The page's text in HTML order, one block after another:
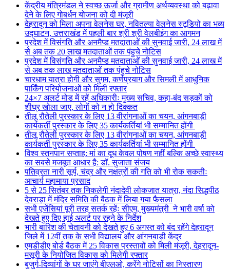
केंद्रीय मंत्रिमंडल ने स्वच्छ ऊर्जा और ग्रामीण अर्थव्यवस्था को बढ़ावा
देने के लिए गोबर्धन योजना को दी मंजूरी
देहरादून को मिला अपना वेलनेस घर, नवितल्या वेलनेस स्टूडियो का भव्य
उद्घाटन, उत्तराखंड में पहली बार श्री श्री वेलबीइंग का आगमन
प्रदेश में विसंगति और अनमैप्ड मतदाताओं की सुनवाई जारी, 24 लाख में
से अब तक 20 लाख मतदाताओं तक पंहुचे नोटिस
प्रदेश में विसंगति और अनमैप्ड मतदाताओं की सुनवाई जारी, 24 लाख में
से अब तक लाख मतदाताओं तक पंहुचे नोटिस
चारधाम यात्रा होगी और सुगम, कर्णप्रयाग और सिमली में आधुनिक
पार्किंग परियोजनाओं को मिली रफ्तार
24×7 अलर्ट मोड में रहें अधिकारीः मुख्य सचिव, कहा-बंद सड़कों को
शीघ्र खोला जाए, लोगों को न हो दिक्कत
तीलू रौतेली पुरस्कार के लिए 13 वीरांगनाओं का चयन, आंगनबाड़ी
कार्यकर्ती पुरस्कार के लिए 35 कार्यकर्तियां भी सम्मानित होंगी
तीलू रौतेली पुरस्कार के लिए 13 वीरांगनाओं का चयन, आंगनबाड़ी
कार्यकर्ती पुरस्कार के लिए 35 कार्यकर्तियां भी सम्मानित होंगी
विश्व स्तनपान सप्ताह: मां का दूध केवल पोषण नहीं बल्कि अच्छे स्वास्थ्य
का सबसे मजबूत आधार है: डॉ. सुजाता संजय
पतिव्रता नारी सूर्य, चंद्र और नक्षत्रों की गति को भी रोक सकतीः
आचार्य महामाया प्रसाद
5 से 25 सितंबर तक निकलेगी नंदादेवी लोकजात यात्रा, नंदा सिद्धपीठ
देवराड़ा में मंदिर समिति की बैठक में लिया गया फैसला
सभी एजेंसियां पूरी तरह सतर्क रहेंः सीएम, मुख्यमंत्री ने भारी वर्षा को
देखते हुए दिए हाई अलर्ट पर रहने के निर्देश
भारी बारिश की चेतावनी को देखते हुए 6 अगस्त को बंद रहेंगे देहरादून
जिले में 12वीं तक के सभी विद्यालय और आंगनबाड़ी केंद्र
एमडीडीए बोर्ड बैठक में 25 विकास प्रस्तावों को मिली मंजूरी, देहरादून-
मसूरी के नियोजित विकास को मिलेगी रफ्तार
बुजुर्ग-दिव्यांगों के घर जाएंगे बीएलओ, करेंगे नोटिसों का निस्तारण